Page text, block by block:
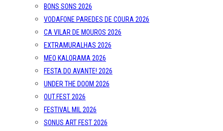
BONS SONS 2026
VODAFONE PAREDES DE COURA 2026
CA VILAR DE MOUROS 2026
EXTRAMURALHAS 2026
MEO KALORAMA 2026
FESTA DO AVANTE! 2026
UNDER THE DOOM 2026
OUT.FEST 2026
FESTIVAL MIL 2026
SONUS ART FEST 2026